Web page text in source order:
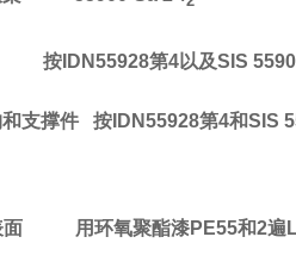
按 IDN55928第4以及SIS
支撑件 按 IDN55928第4和SIS
面 用环氧聚酯漆PE55和2遍